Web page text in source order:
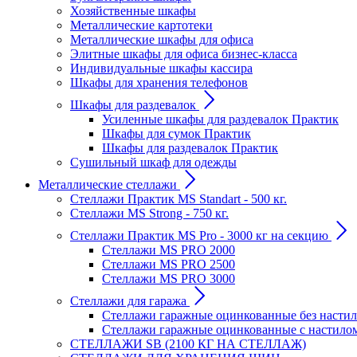
Хозяйственные шкафы
Металлические картотеки
Металлические шкафы для офиса
Элитные шкафы для офиса бизнес-класса
Индивидуальные шкафы кассира
Шкафы для хранения телефонов
Шкафы для раздевалок
Усиленные шкафы для раздевалок Практик
Шкафы для сумок Практик
Шкафы для раздевалок Практик
Сушильный шкаф для одежды
Металлические стеллажи
Стеллажи Практик MS Standart - 500 кг.
Стеллажи MS Strong - 750 кг.
Стеллажи Практик MS Pro - 3000 кг на секцию
Стеллажи MS PRO 2000
Стеллажи MS PRO 2500
Стеллажи MS PRO 3000
Стеллажи для гаража
Стеллажи гаражные оцинкованные без
Стеллажи гаражные оцинкованные с
СТЕЛЛАЖИ SB (2100 КГ НА СТЕЛЛАЖ)